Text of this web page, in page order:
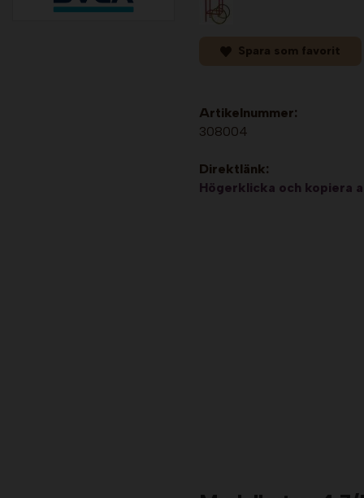
Spara som favorit
Artikelnummer:
308004
Direktlänk:
Högerklicka och kopiera